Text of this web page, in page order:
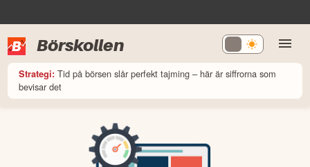
Börskollen
Strategi: Tid på börsen slår perfekt tajming – här är siffrorna som
bevisar det